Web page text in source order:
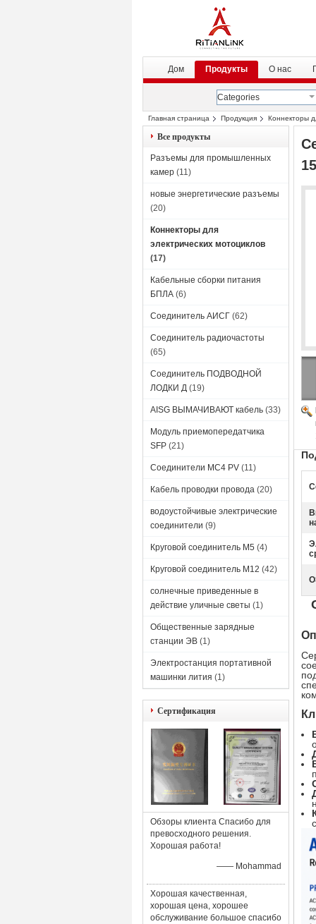
Дом
Продукты О нас
Categories
Главная страница Продукция Коннекторы
током 10 А для систем ИБП
Все продукты
Разъемы для промышленных
камер (11)
новые энергетические разъемы
(20)
Коннекторы для
электрических мотоциклов
(17)
Кабельные сборки питания
БПЛА (6)
Соединитель АИСГ (62)
Соединитель радиочастоты
(65)
Соединитель ПОДВОДНОЙ
ЛОДКИ Д (19)
AISG ВЫМАЧИВАЮТ кабель (33)
Модуль приемопередатчика
SFP (21)
Соединители MC4 PV (11)
Кабель проводки провода (20)
водоустойчивые электрические
соединители (9)
Круговой соединитель M5 (4)
Круговой соединитель М12 (42)
солнечные приведенные в
действие уличные светы (1)
Общественные зарядные
станции ЭВ (1)
Электростанция портативной
машинки лития (1)
Сертификация
Обзоры клиента Спасибо для
превосходного решения.
Хорошая работа!
—— Mohammad
Хорошая качественная,
хорошая цена, хорошее
обслуживание большое спасибо